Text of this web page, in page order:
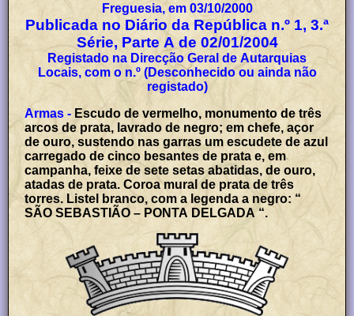
Freguesia, em 03/10/2000
Publicada no Diário da República n.º 1, 3.ª
Série, Parte A de 02/01/2004
Registado na Direcção Geral de Autarquias
Locais, com o n.º (Desconhecido ou ainda não
registado)
Armas - Escudo de vermelho, monumento de três
arcos de prata, lavrado de negro; em chefe, açor
de ouro, sustendo nas garras um escudete de azul
carregado de cinco besantes de prata e, em
campanha, feixe de sete setas abatidas, de ouro,
atadas de prata. Coroa mural de prata de três
torres. Listel branco, com a legenda a negro: “
SÃO SEBASTIÃO – PONTA DELGADA “.